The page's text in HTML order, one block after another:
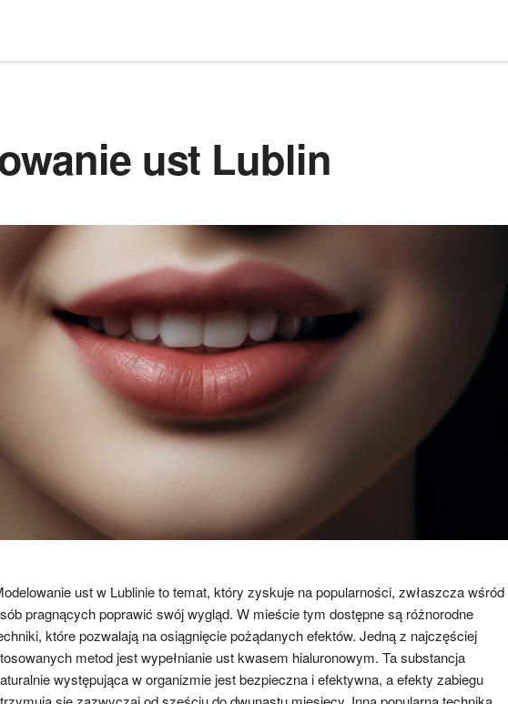
ust Lublin
ust w Lublinie to temat, który zyskuje na popularności, zwłaszcza wśród
pragnących poprawić swój wygląd. W mieście tym dostępne są różnorodne
które pozwalają na osiągnięcie pożądanych efektów. Jedną z najczęściej
metod jest wypełnianie ust kwasem hialuronowym. Ta substancja
występująca w organizmie jest bezpieczna i efektywna, a efekty zabiegu